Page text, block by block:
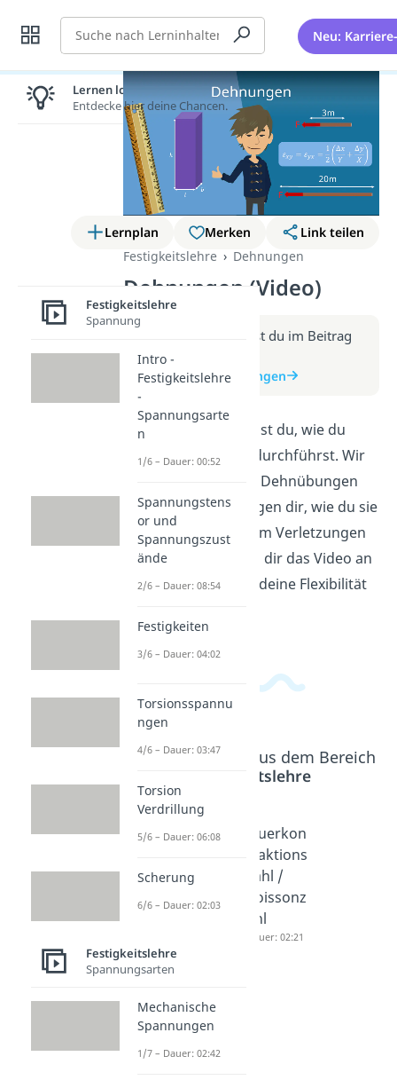
Suche Neu:
Lernplan Merken
Link teilen
Festigkeitslehre
Dehnungen
Dehnungen (Video)
Weitere Infos erhältst du im Beitrag
zum Video
zum Beitrag: Dehnungen
In diesem Video lernst du, wie du
Dehnungen richtig durchführst. Wir
erklären dir, warum Dehnübungen
wichtig sind und zeigen dir, wie du sie
korrekt ausführst, um Verletzungen
vorzubeugen. Schau dir das Video an
und erfahre, wie du deine Flexibilität
Beliebte Inhalte aus dem Bereich
Festigkeitslehre
Bruchde
Dauer: 02:12
Elastizitä
Dauer: 05:22
Querkon
traktions
zahl /
Poissonz
ahl
Dauer: 02:21
Lernen lohnt sich!
Entdecke hier deine Chancen.
Festigkeitslehre
Spannung
Intro -
Festigkeitslehre
-
Spannungsarte
n
1/6 – Dauer: 00:52
Spannungstens
or und
Spannungszust
ände
2/6 – Dauer: 08:54
Festigkeiten
3/6 – Dauer: 04:02
Torsionsspannu
ngen
4/6 – Dauer: 03:47
Torsion
Verdrillung
5/6 – Dauer: 06:08
Scherung
6/6 – Dauer: 02:03
Festigkeitslehre
Spannungsarten
Mechanische
Spannungen
1/7 – Dauer: 02:42